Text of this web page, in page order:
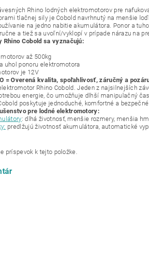
Rhino lodných elektromotorov pre
tlačnej sily je Cobold navrhnutý na menšie
na jedno nabitie akumulátora. Ponor a
a tiež sa uvoľní/vyklopí v prípade nárazu na
Rhino Cobold sa vyznačujú:
až 500kg
uhol ponoru elektromotora
je 12V
= Overená kvalita, spoľahlivosť, záručný a
Rhino Cobold. Jeden z najsilnejších
energie, čo umožňuje dlhší manipulačný
poskytuje jednoduché, komfortné a
pre lodné elektromotory:
: dlhá životnosť, menšie rozmery, menšia
predlžujú životnosť akumulátora, automatické
príspevok k tejto položke.